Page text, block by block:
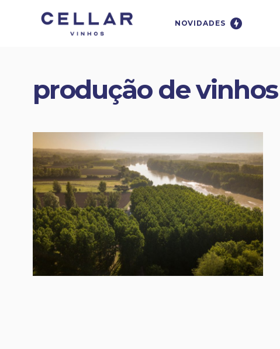
NOVIDADES
produção de vinhos